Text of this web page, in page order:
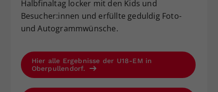
Halbfinaltag locker mit den Kids und
Besucher:innen und erfüllte geduldig Foto-
und Autogrammwünsche.
Hier alle Ergebnisse der U18-EM in
Oberpullendorf.